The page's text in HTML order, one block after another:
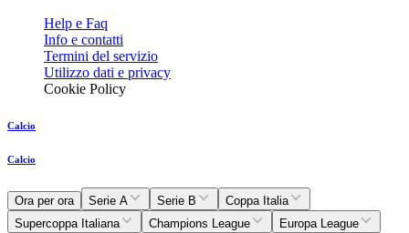
Help e Faq
Info e contatti
Termini del servizio
Utilizzo dati e privacy
Cookie Policy
Calcio
Calcio
Ora per ora Serie A Serie B
Coppa Italia
Supercoppa Italiana
Champions League
Europa League